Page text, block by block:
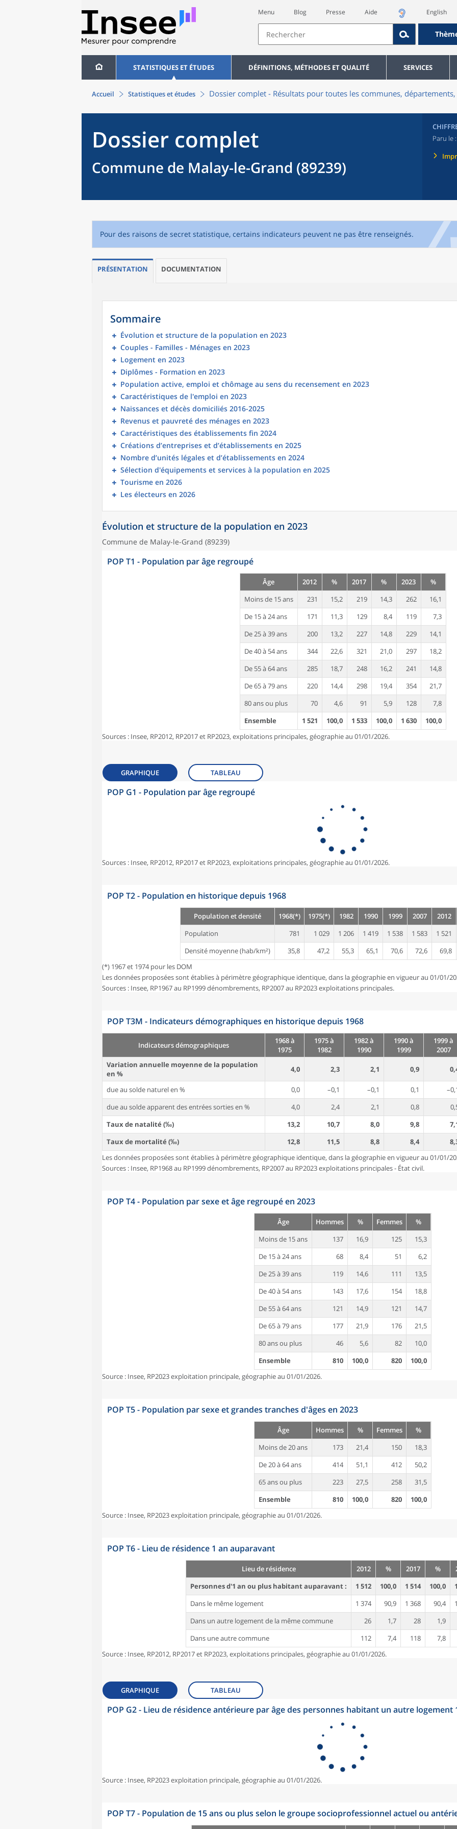
Menu Blog Presse Aide English
STATISTIQUES ET ÉTUDES DÉFINITIONS, MÉTHODES ET QUALITÉ SERVICES
Accueil Statistiques et études Dossier complet - Résultats pour toutes les communes,
Dossier complet
Commune de Malay-le-Grand (89239)
Paru le
Pour des raisons de secret statistique, certains indicateurs peuvent ne pas être renseignés.
PRÉSENTATION DOCUMENTATION
Sommaire
Évolution et structure de la population en 2023
Couples - Familles - Ménages en 2023
Logement en 2023
Diplômes - Formation en 2023
Population active, emploi et chômage au sens du recensement en 2023
Caractéristiques de l'emploi en 2023
Naissances et décès domiciliés 2016-2025
Revenus et pauvreté des ménages en 2023
Caractéristiques des établissements fin 2024
Créations d’entreprises et d’établissements en 2025
Nombre d’unités légales et d’établissements en 2024
Sélection d'équipements et services à la population en 2025
Tourisme en 2026
Les électeurs en 2026
Évolution et structure de la population en 2023
Commune de Malay-le-Grand (89239)
POP T1 - Population par âge regroupé
Âge 2012 % 2017 % 2023
%
Moins de 15 ans
231 15,2 219 14,3 262
16,1
De 15 à 24 ans
171 11,3 129 8,4 119
7,3
De 25 à 39 ans
200 13,2 227 14,8 229
14,1
De 40 à 54 ans
344 22,6 321 21,0 297
18,2
De 55 à 64 ans
285 18,7 248 16,2 241
14,8
De 65 à 79 ans
220 14,4 298 19,4 354
21,7
80 ans ou plus
70 4,6 91 5,9 128
7,8
Ensemble
1 521 100,0 1 533 100,0 1 630
100,0
Sources : Insee, RP2012, RP2017 et RP2023, exploitations principales, géographie au 01/01/2026.
GRAPHIQUE TABLEAU
POP G1 - Population par âge regroupé
Sources : Insee, RP2012, RP2017 et RP2023, exploitations principales, géographie au 01/01/2026.
POP T2 - Population en historique depuis 1968
Population et densité 1968(*) 1975(*) 1982 1990 1999 2007
2012
Population
781 1 029 1 206 1 419 1 538 1 583
1 521
Densité moyenne (hab/km²)
35,8 47,2 55,3 65,1 70,6 72,6
69,8
(*) 1967 et 1974 pour les DOM
Les données proposées sont établies à périmètre géographique identique, dans la géographie en vigueur au 01/01/
Sources : Insee, RP1967 au RP1999 dénombrements, RP2007 au RP2023 exploitations principales.
POP T3M - Indicateurs démographiques en historique depuis 1968
Indicateurs démographiques
1968 à
1975
1975 à
1982
1982 à
1990
1990 à
1999
1999 à
2007
Variation annuelle moyenne de la population
en %
4,0 2,3 2,1 0,9
due au solde naturel en % 0,0 –0,1 –0,1 0,1
due au solde apparent des entrées sorties en %
4,0 2,4 2,1 0,8
Taux de natalité (‰)
13,2 10,7 8,0 9,8
Taux de mortalité (‰)
12,8 11,5 8,8 8,4
Les données proposées sont établies à périmètre géographique identique, dans la géographie en vigueur au 01/01/
Sources : Insee, RP1968 au RP1999 dénombrements, RP2007 au RP2023 exploitations principales - État civil.
POP T4 - Population par sexe et âge regroupé en 2023
Âge Hommes % Femmes
%
Moins de 15 ans
137 16,9 125
15,3
De 15 à 24 ans
68 8,4 51
6,2
De 25 à 39 ans
119 14,6 111
13,5
De 40 à 54 ans
143 17,6 154
18,8
De 55 à 64 ans
121 14,9 121
14,7
De 65 à 79 ans
177 21,9 176
21,5
80 ans ou plus
46 5,6 82
10,0
Ensemble
810 100,0 820
100,0
Source : Insee, RP2023 exploitation principale, géographie au 01/01/2026.
POP T5 - Population par sexe et grandes tranches d'âges en 2023
Âge Hommes % Femmes
%
Moins de 20 ans
173 21,4 150
18,3
De 20 à 64 ans
414 51,1 412
50,2
65 ans ou plus
223 27,5 258
31,5
Ensemble
810 100,0 820
100,0
Source : Insee, RP2023 exploitation principale, géographie au 01/01/2026.
POP T6 - Lieu de résidence 1 an auparavant
Lieu de résidence 2012 % 2017 %
Personnes d'1 an ou plus habitant auparavant :
1 512 100,0 1 514 100,0
Dans le même logement
1 374 90,9 1 368 90,4
Dans un autre logement de la même commune
26 1,7 28
1,9
Dans une autre commune
112 7,4 118
7,8
Source : Insee, RP2012, RP2017 et RP2023, exploitations principales, géographie au 01/01/2026.
GRAPHIQUE TABLEAU
POP G2 - Lieu de résidence antérieure par âge des personnes habitant un autre logement
Source : Insee, RP2023 exploitation principale, géographie au 01/01/2026.
POP T7 - Population de 15 ans ou plus selon le groupe socioprofessionnel actuel ou